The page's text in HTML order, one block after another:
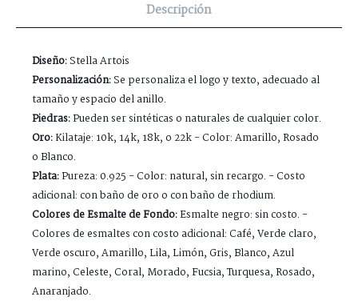
Descripción
Diseño:Stella Artois
Personalización:Se personaliza el logo y texto, adecuado al
tamaño y espacio del anillo.
Piedras:Pueden ser sintéticas o naturales de cualquier color.
Oro:Kilataje: 10k, 14k, 18k, o 22k - Color: Amarillo, Rosado
o Blanco.
Plata:Pureza: 0.925 - Color: natural, sin recargo. - Costo
adicional: con baño de oro o con baño de rhodium.
Colores de Esmalte de Fondo:Esmalte negro: sin costo. -
Colores de esmaltes con costo adicional: Café, Verde claro,
Verde oscuro, Amarillo, Lila, Limón, Gris, Blanco, Azul
marino, Celeste, Coral, Morado, Fucsia, Turquesa, Rosado,
Anaranjado.